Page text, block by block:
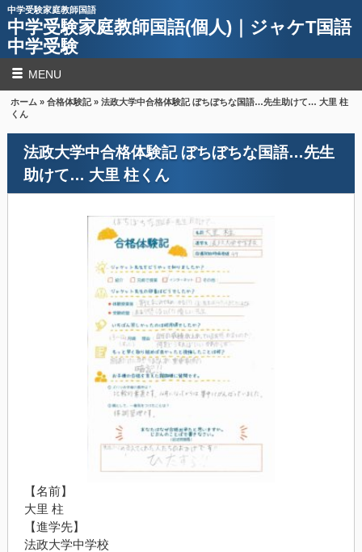
中学受験家庭教師国語
中学受験家庭教師国語(個人)｜ジャケT国語
中学受験
MENU
ホーム »合格体験記» 法政大学中合格体験記 ぼちぼちな国語…先生助けて… 大里 柱
くん
法政大学中合格体験記 ぼちぼちな国語…先生
助けて… 大里 柱くん
【名前】
大里 柱
【進学先】
法政大学中学校